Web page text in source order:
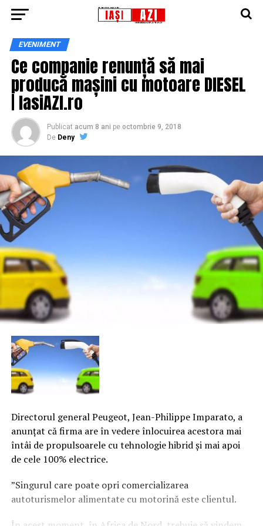
EVENIMENT
Ce companie renunță să mai
producă mașini cu motoare DIESEL
| IasiAZI.ro
Publicat acum 8 ani pe octombrie 9, 2018
De Deny
Directorul general Peugeot, Jean-Philippe Imparato, a
anunţat că firma are în vedere înlocuirea acestora mai
întâi de propulsoarele cu tehnologie hibrid şi mai apoi
de cele 100% electrice.
”Singurul care poate opri comercializarea
autoturismelor alimentate cu motorină este clientul.